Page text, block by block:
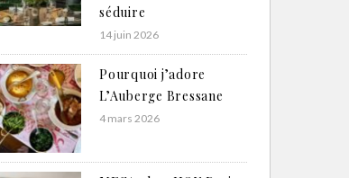
séduire
14 juin 2026
Pourquoi j’adore
L’Auberge Bressane
4 mars 2026